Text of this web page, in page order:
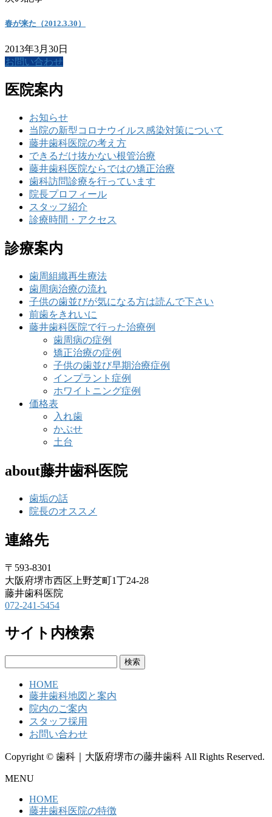
春が来た（2012.3.30）
2013年3月30日
お問い合わせ
医院案内
お知らせ
当院の新型コロナウイルス感染対策について
藤井歯科医院の考え方
できるだけ抜かない根管治療
藤井歯科医院ならではの矯正治療
歯科訪問診療を行っています
院長プロフィール
スタッフ紹介
診療時間・アクセス
診療案内
歯周組織再生療法
歯周病治療の流れ
子供の歯並びが気になる方は読んで下さい
前歯をきれいに
藤井歯科医院で行った治療例
歯周病の症例
矯正治療の症例
子供の歯並び早期治療症例
インプラント症例
ホワイトニング症例
価格表
入れ歯
かぶせ
土台
about藤井歯科医院
歯垢の話
院長のオススメ
連絡先
〒593-8301
大阪府堺市西区上野芝町1丁24-28
藤井歯科医院
072-241-5454
サイト内検索
HOME
藤井歯科地図と案内
院内のご案内
スタッフ採用
お問い合わせ
Copyright © 歯科｜大阪府堺市の藤井歯科 All Rights Reserved.
MENU
HOME
藤井歯科医院の特徴